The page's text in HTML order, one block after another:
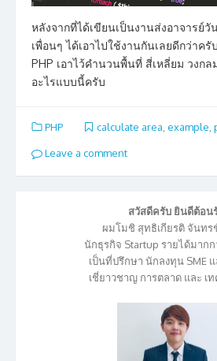
หลังจากที่ได้เขียนเป็นงานส่งอาจารย์วั
เพื่อนๆ ได้เอาไปใช้งานกันเลยดีกว่าครั
PHP เอาไว้คำนวนพื้นที่ สี่เหลี่ยม วงก
อะไรแบบนี้ครับ
PHP calculate area example
Leave a comment
สวัสดีครับ ยินดีต้อน
ผมโมชิ สุทธิเกียรติ จันทร
นักธุรกิจ Startup รายได้มาก
เป็นที่ปรึกษา นักลงทุน SME
เชี่ยาวชาญ การตลาด และ เ